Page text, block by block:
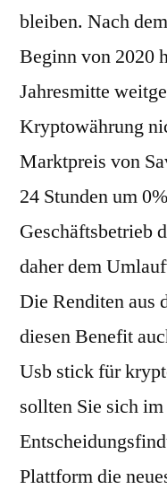
bleiben. Nach
Beginn von 2020
Jahresmitte
Kryptowährung
Marktpreis von
24 Stunden um
Geschäftsbetrieb
daher dem
Die Renditen aus
diesen Benefit
Usb stick für
sollten Sie sich
Plattform die